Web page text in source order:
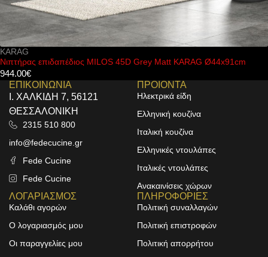
KARAG
Νιπτήρας επιδαπέδιος MILOS 45D Grey Matt KARAG Ø44x91cm
944.00€
ΕΠΙΚΟΙΝΩΝΙΑ
Ι. ΧΑΛΚΙΔΗ 7, 56121
ΘΕΣΣΑΛΟΝΙΚΗ
2315 510 800
info@fedecucine.gr
Fede Cucine
Fede Cucine
ΠΡΟΙΟΝΤΑ
Ηλεκτρικά είδη
Ελληνική κουζίνα
Ιταλική κουζίνα
Ελληνικές ντουλάπες
Ιταλικές ντουλάπες
Ανακαινίσεις χώρων
ΛΟΓΑΡΙΑΣΜΟΣ
Καλάθι αγορών
Ο λογαριασμός μου
Οι παραγγελίες μου
ΠΛΗΡΟΦΟΡΙΕΣ
Πολιτική συναλλαγών
Πολιτική επιστροφών
Πολιτική απορρήτου